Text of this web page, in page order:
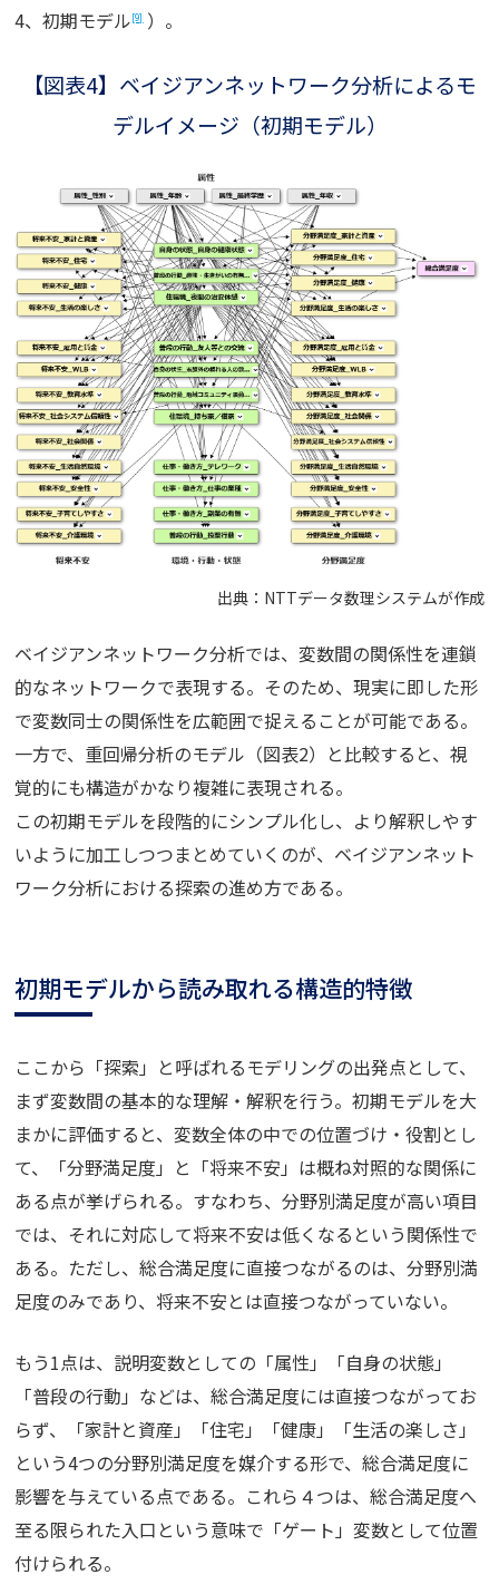
4、初期モデル[9]）。
【図表4】ベイジアンネットワーク分析によるモ
デルイメージ（初期モデル）
出典：NTTデータ数理システムが作成
ベイジアンネットワーク分析では、変数間の関係性を連鎖
的なネットワークで表現する。そのため、現実に即した形
で変数同士の関係性を広範囲で捉えることが可能である。
一方で、重回帰分析のモデル（図表2）と比較すると、視
覚的にも構造がかなり複雑に表現される。
この初期モデルを段階的にシンプル化し、より解釈しやす
いように加工しつつまとめていくのが、ベイジアンネット
ワーク分析における探索の進め方である。
初期モデルから読み取れる構造的特徴
ここから「探索」と呼ばれるモデリングの出発点として、
まず変数間の基本的な理解・解釈を行う。初期モデルを大
まかに評価すると、変数全体の中での位置づけ・役割とし
て、「分野満足度」と「将来不安」は概ね対照的な関係に
ある点が挙げられる。すなわち、分野別満足度が高い項目
では、それに対応して将来不安は低くなるという関係性で
ある。ただし、総合満足度に直接つながるのは、分野別満
足度のみであり、将来不安とは直接つながっていない。
もう1点は、説明変数としての「属性」「自身の状態」
「普段の行動」などは、総合満足度には直接つながってお
らず、「家計と資産」「住宅」「健康」「生活の楽しさ」
という4つの分野別満足度を媒介する形で、総合満足度に
影響を与えている点である。これら４つは、総合満足度へ
至る限られた入口という意味で「ゲート」変数として位置
付けられる。